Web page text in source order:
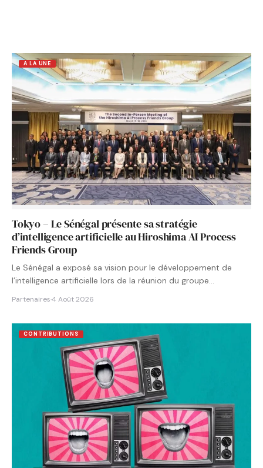
A LA UNE
Tokyo – Le Sénégal présente sa stratégie
d’intelligence artificielle au Hiroshima AI Process
Friends Group
Le Sénégal a exposé sa vision pour le développement de
l’intelligence artificielle lors de la réunion du groupe…
Partenaires·4 Août 2026
CONTRIBUTIONS